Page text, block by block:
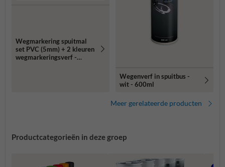
Wegmarkering spuitmal
set PVC (5mm) + 2 kleuren
wegmarkeringsverf -
Wegenverf in spuitbus -
wit - 600ml
Meer gerelateerde producten
Productcategorieën in deze groep